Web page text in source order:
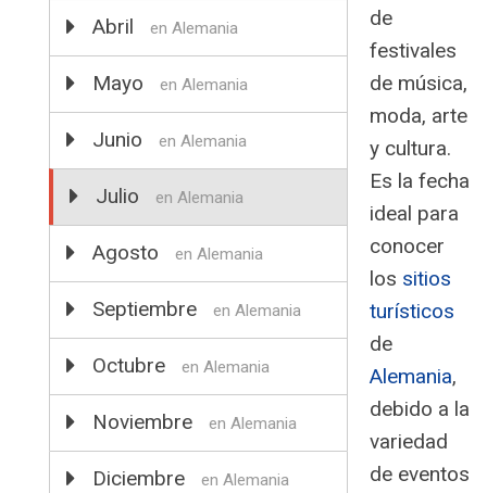
Abril en Alemania
Mayo en Alemania
Junio en Alemania
Julio en Alemania
Agosto en Alemania
Septiembre en Alemania
Octubre en Alemania
Noviembre en Alemania
Diciembre en Alemania
de
festivales
de música,
moda, arte
y cultura.
Es la fecha
ideal para
conocer
los sitios
turísticos
de
Alemania,
debido a la
variedad
de eventos